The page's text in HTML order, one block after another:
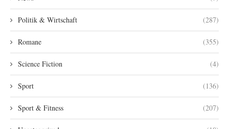
Politik & Wirtschaft (287)
Romane (355)
Science Fiction (4)
Sport (136)
Sport & Fitness (207)